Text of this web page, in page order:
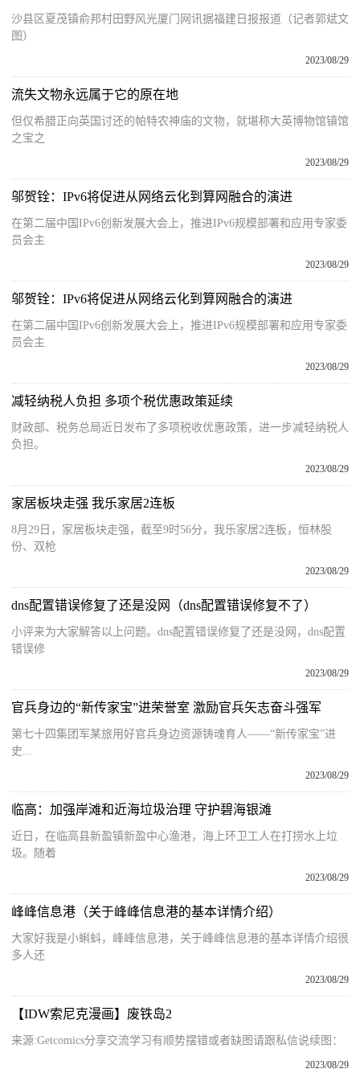
沙县区夏茂镇俞邦村田野风光厦门网讯据福建日报报道（记者郭斌文
图）
2023/08/29
流失文物永远属于它的原在地
但仅希腊正向英国讨还的帕特农神庙的文物，就堪称大英博物馆镇馆
之宝之
2023/08/29
邬贺铨：IPv6将促进从网络云化到算网融合的演进
在第二届中国IPv6创新发展大会上，推进IPv6规模部署和应用专家委
员会主
2023/08/29
邬贺铨：IPv6将促进从网络云化到算网融合的演进
在第二届中国IPv6创新发展大会上，推进IPv6规模部署和应用专家委
员会主
2023/08/29
减轻纳税人负担 多项个税优惠政策延续
财政部、税务总局近日发布了多项税收优惠政策，进一步减轻纳税人
负担。
2023/08/29
家居板块走强 我乐家居2连板
8月29日，家居板块走强，截至9时56分，我乐家居2连板，恒林股
份、双枪
2023/08/29
dns配置错误修复了还是没网（dns配置错误修复不了）
小评来为大家解答以上问题。dns配置错误修复了还是没网，dns配置
错误修
2023/08/29
官兵身边的“新传家宝”进荣誉室 激励官兵矢志奋斗强军
第七十四集团军某旅用好官兵身边资源铸魂育人——“新传家宝”进
史...
2023/08/29
临高：加强岸滩和近海垃圾治理 守护碧海银滩
近日，在临高县新盈镇新盈中心渔港，海上环卫工人在打捞水上垃
圾。随着
2023/08/29
峰峰信息港（关于峰峰信息港的基本详情介绍）
大家好我是小蝌蚪，峰峰信息港，关于峰峰信息港的基本详情介绍很
多人还
2023/08/29
【IDW索尼克漫画】废铁岛2
来源:Getcomics分享交流学习有顺势摆错或者缺图请跟私信说续图：
2023/08/29